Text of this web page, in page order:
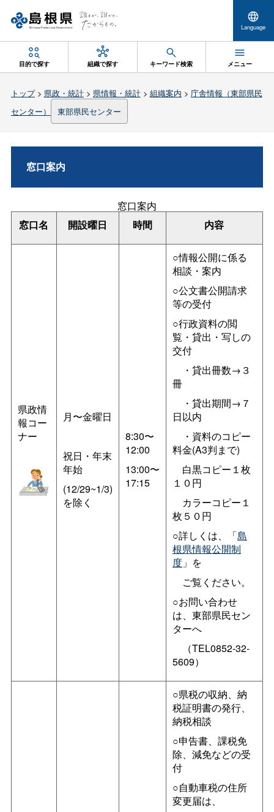
Language
目的で探す 組織で探す キーワード検索 メニュー
トップ> 県政・統計> 県情報・統計> 組織案内 > 庁舎情報（東部県民
センター）
東部県民センター
窓口案内
窓口案内
窓口名
開設曜日 時間 内容
県政情
報コー
ナー
月〜金曜日
祝日・年末
年始
(12/29~1/3)
を除く
8:30〜
12:00
13:00〜
17:15
○情報公開に係る
相談・案内
○公文書公開請求
等の受付
○行政資料の閲
覧・貸出・写しの
交付
・貸出冊数→３
冊
・貸出期間→７
日以内
・資料のコピー
料金(A3判まで)
白黒コピー１枚
１０円
カラーコピー１
枚５０円
○詳しくは、「島
根県情報公開制
度」を
ご覧ください。
○お問い合わせ
は、東部県民セン
ターへ
（TEL0852-32-
5609）
○県税の収納、納
税証明書の発行、
納税相談
○申告書、課税免
除、減免などの受
付
○自動車税の住所
変更届は、